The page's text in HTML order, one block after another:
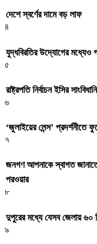
দেশে স্বর্ণের দামে বড় লাফ
৪
যুদ্ধবিরতির উদ্যোগের মধ্যেও
৫
রাষ্ট্রপতি নির্বাচন ইসির
৬
‘জুলাইয়ের লেন্স’ প্রদর্শনীতে
৭
জনগণ আপনাকে স্বাগত
পরওয়ার
৮
দুপুরের মধ্যে যেসব জেলায় ৬০
৯